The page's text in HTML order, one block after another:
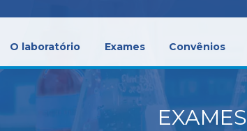
O laboratório Exames Convênios
EXAMES